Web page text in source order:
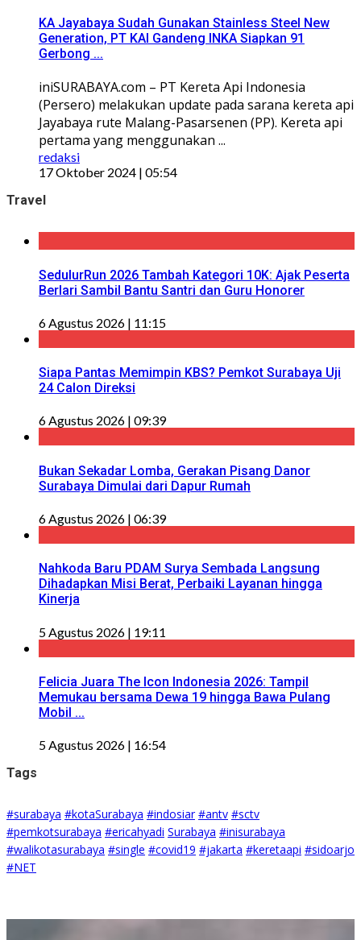
KA Jayabaya Sudah Gunakan Stainless Steel New
Generation, PT KAI Gandeng INKA Siapkan 91
Gerbong ...
iniSURABAYA.com – PT Kereta Api Indonesia
(Persero) melakukan update pada sarana kereta api
Jayabaya rute Malang-Pasarsenen (PP). Kereta api
pertama yang menggunakan ...
redaksi
17 Oktober 2024 | 05:54
Travel
SedulurRun 2026 Tambah Kategori 10K: Ajak Peserta
Berlari Sambil Bantu Santri dan Guru Honorer
6 Agustus 2026 | 11:15
Siapa Pantas Memimpin KBS? Pemkot Surabaya Uji
24 Calon Direksi
6 Agustus 2026 | 09:39
Bukan Sekadar Lomba, Gerakan Pisang Danor
Surabaya Dimulai dari Dapur Rumah
6 Agustus 2026 | 06:39
Nahkoda Baru PDAM Surya Sembada Langsung
Dihadapkan Misi Berat, Perbaiki Layanan hingga
Kinerja
5 Agustus 2026 | 19:11
Felicia Juara The Icon Indonesia 2026: Tampil
Memukau bersama Dewa 19 hingga Bawa Pulang
Mobil ...
5 Agustus 2026 | 16:54
Tags
#surabaya #kotaSurabaya #indosiar #antv #sctv
#pemkotsurabaya #ericahyadi Surabaya #inisurabaya
#walikotasurabaya #single #covid19 #jakarta #keretaapi #sidoarjo
#NET